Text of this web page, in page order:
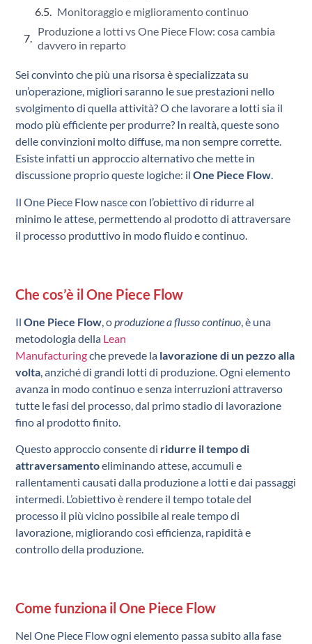
Monitoraggio e miglioramento continuo
Produzione a lotti vs One Piece Flow: cosa cambia
davvero in reparto
Sei convinto che più una risorsa è specializzata su
un’operazione, migliori saranno le sue prestazioni nello
svolgimento di quella attività? O che lavorare a lotti sia il
modo più efficiente per produrre? In realtà, queste sono
delle convinzioni molto diffuse, ma non sempre corrette.
Esiste infatti un approccio alternativo che mette in
discussione proprio queste logiche: ilOne Piece Flow.
Il One Piece Flow nasce con l’obiettivo di ridurre al
minimo le attese, permettendo al prodotto di attraversare
il processo produttivo in modo fluido e continuo.
Che cos’è il One Piece Flow
IlOne Piece Flow , oproduzione aflusso continuo , è una
metodologia della Lean
Manufacturingche prevede la lavorazione di un pezzo alla
volta , anziché di grandi lotti di produzione. Ogni elemento
avanza in modo continuo e senza interruzioni attraverso
tutte le fasi del processo, dal primo stadio di lavorazione
fino al prodotto finito.
Questo approccio consente di ridurre il tempo di
attraversamentoeliminando attese, accumuli e
rallentamenti causati dalla produzione a lotti e dai passaggi
intermedi. L’obiettivo è rendere il tempo totale del
processo il più vicino possibile al reale tempo di
lavorazione, migliorando così efficienza, rapidità e
controllo della produzione.
Come funziona il One Piece Flow
Nel One Piece Flow ogni elemento passa subito alla fase